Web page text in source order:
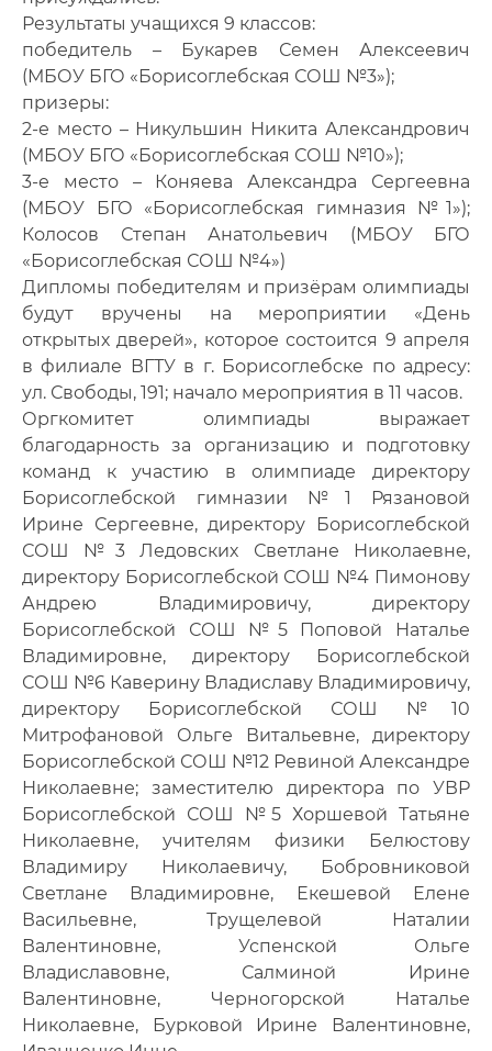
Результаты учащихся 9 классов:
победитель – Букарев Семен Алексеевич
(МБОУ БГО «Борисоглебская СОШ №3»);
призеры:
2-е место – Никульшин Никита Александрович
(МБОУ БГО «Борисоглебская СОШ №10»);
3-е место – Коняева Александра Сергеевна
(МБОУ БГО «Борисоглебская гимназия №1»);
Колосов Степан Анатольевич (МБОУ БГО
«Борисоглебская СОШ №4»)
Дипломы победителям и призёрам олимпиады
будут вручены на мероприятии «День
открытых дверей», которое состоится 9 апреля
в филиале ВГТУ в г. Борисоглебске по адресу:
ул. Свободы, 191; начало мероприятия в 11 часов.
Оргкомитет олимпиады выражает
благодарность за организацию и подготовку
команд к участию в олимпиаде директору
Борисоглебской гимназии №1 Рязановой
Ирине Сергеевне, директору Борисоглебской
СОШ №3 Ледовских Светлане Николаевне,
директору Борисоглебской СОШ №4 Пимонову
Андрею Владимировичу, директору
Борисоглебской СОШ №5 Поповой Наталье
Владимировне, директору Борисоглебской
СОШ №6 Каверину Владиславу Владимировичу,
директору Борисоглебской СОШ №10
Митрофановой Ольге Витальевне, директору
Борисоглебской СОШ №12 Ревиной Александре
Николаевне; заместителю директора по УВР
Борисоглебской СОШ №5 Хоршевой Татьяне
Николаевне, учителям физики Белюстову
Владимиру Николаевичу, Бобровниковой
Светлане Владимировне, Екешевой Елене
Васильевне, Трущелевой Наталии
Валентиновне, Успенской Ольге
Владиславовне, Салминой Ирине
Валентиновне, Черногорской Наталье
Николаевне, Бурковой Ирине Валентиновне,